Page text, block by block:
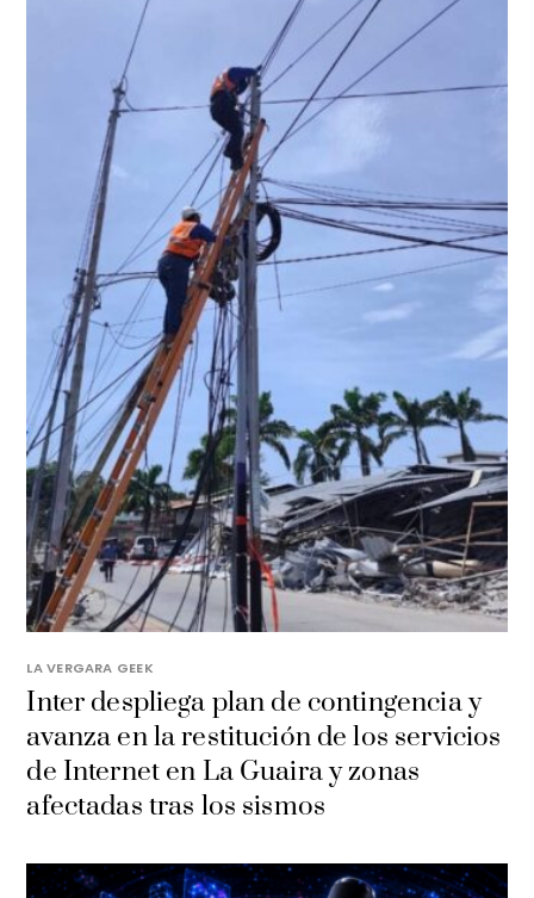
LA VERGARA GEEK
Inter despliega plan de contingencia y
avanza en la restitución de los servicios
de Internet en La Guaira y zonas
afectadas tras los sismos